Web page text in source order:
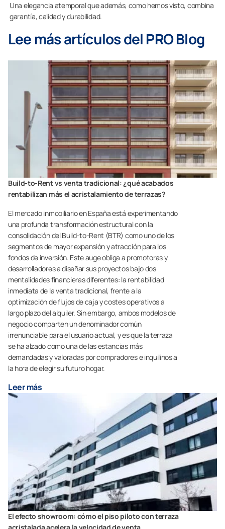
Una elegancia atemporal que además, como hemos visto, combina
garantía, calidad y durabilidad.
Lee más artículos del PRO Blog
Build-to-Rent vs venta tradicional: ¿qué acabados
rentabilizan más el acristalamiento de terrazas?
El mercado inmobiliario en España está experimentando
una profunda transformación estructural con la
consolidación del Build-to-Rent (BTR) como uno de los
segmentos de mayor expansión y atracción para los
fondos de inversión. Este auge obliga a promotoras y
desarrolladores a diseñar sus proyectos bajo dos
mentalidades financieras diferentes: la rentabilidad
inmediata de la venta tradicional, frente a la
optimización de flujos de caja y costes operativos a
largo plazo del alquiler. Sin embargo, ambos modelos de
negocio comparten un denominador común
irrenunciable para el usuario actual, y es que la terraza
se ha alzado como una de las estancias más
demandadas y valoradas por compradores e inquilinos a
la hora de elegir su futuro hogar.
Leer más
El efecto showroom: cómo el piso piloto con terraza